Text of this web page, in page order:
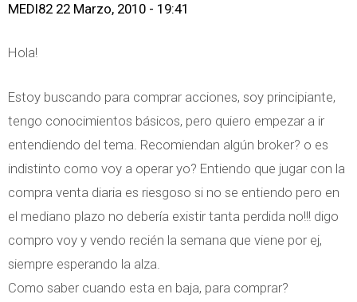
MEDI82 22 Marzo, 2010 - 19:41
Hola!
Estoy buscando para comprar acciones, soy principiante,
tengo conocimientos básicos, pero quiero empezar a ir
entendiendo del tema. Recomiendan algún broker? o es
indistinto como voy a operar yo? Entiendo que jugar con la
compra venta diaria es riesgoso si no se entiendo pero en
el mediano plazo no debería existir tanta perdida no!!! digo
compro voy y vendo recién la semana que viene por ej,
siempre esperando la alza.
Como saber cuando esta en baja, para comprar?